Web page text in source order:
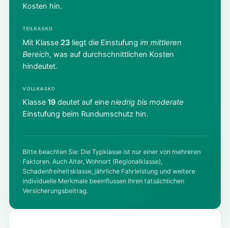
Kosten hin.
TEILKASKO
Mit Klasse 23liegt die Einstufung im mittleren
Bereich, was auf durchschnittlichen Kosten
hindeutet.
VOLLKASKO
Klasse 19deutet auf eine niedrig bis moderate
Einstufung beim Rundumschutz hin.
Bitte beachten Sie: Die Typklasse ist nur einer von mehreren
Faktoren. Auch Alter, Wohnort (Regionalklasse),
Schadenfreiheitsklasse, jährliche Fahrleistung und weitere
individuelle Merkmale beeinflussen Ihren tatsächlichen
Versicherungsbeitrag.